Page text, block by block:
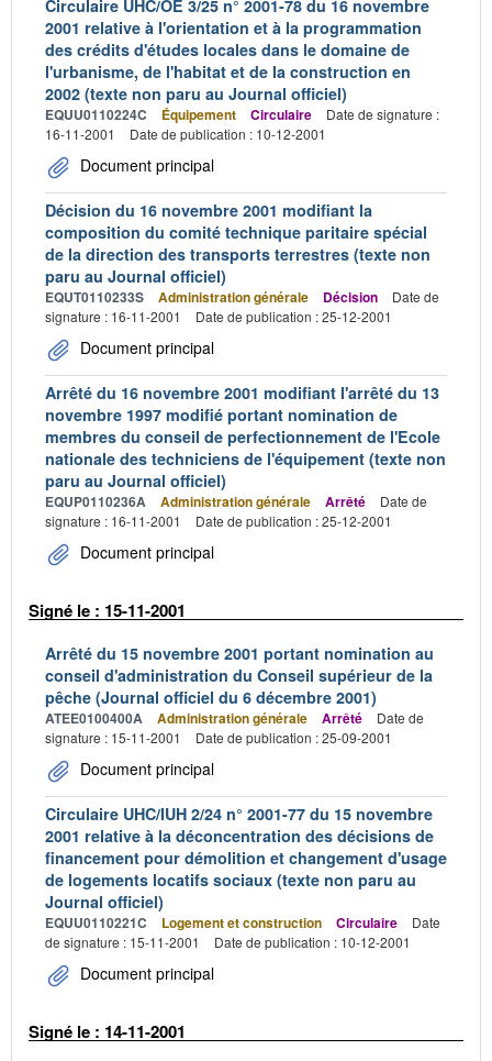
Circulaire UHC/OE 3/25 n° 2001-78 du 16 novembre
2001 relative à l'orientation et à la programmation
des crédits d'études locales dans le domaine de
l'urbanisme, de l'habitat et de la construction en
2002 (texte non paru au Journal officiel)
EQUU0110224C Équipement Circulaire
Date de signature :
16-11-2001
Date de publication : 10-12-2001
Document principal
Décision du 16 novembre 2001 modifiant la
composition du comité technique paritaire spécial
de la direction des transports terrestres (texte non
paru au Journal officiel)
EQUT0110233S Administration générale Décision
Date de
signature : 16-11-2001
Date de publication : 25-12-2001
Document principal
Arrêté du 16 novembre 2001 modifiant l'arrêté du 13
novembre 1997 modifié portant nomination de
membres du conseil de perfectionnement de l'Ecole
nationale des techniciens de l'équipement (texte non
paru au Journal officiel)
EQUP0110236A Administration générale Arrêté
Date de
signature : 16-11-2001
Date de publication : 25-12-2001
Document principal
Signé le : 15-11-2001
Arrêté du 15 novembre 2001 portant nomination au
conseil d'administration du Conseil supérieur de la
pêche (Journal officiel du 6 décembre 2001)
ATEE0100400A Administration générale Arrêté
Date de
signature : 15-11-2001
Date de publication : 25-09-2001
Document principal
Circulaire UHC/IUH 2/24 n° 2001-77 du 15 novembre
2001 relative à la déconcentration des décisions de
financement pour démolition et changement d'usage
de logements locatifs sociaux (texte non paru au
Journal officiel)
EQUU0110221C Logement et construction Circulaire
Date
de signature : 15-11-2001
Date de publication : 10-12-2001
Document principal
Signé le : 14-11-2001